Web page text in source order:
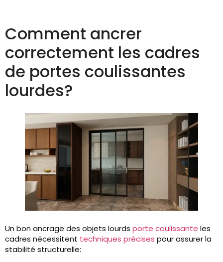
Comment ancrer
correctement les cadres
de portes coulissantes
lourdes?
Un bon ancrage des objets lourds porte coulissante les
cadres nécessitent techniques précises pour assurer la
stabilité structurelle: